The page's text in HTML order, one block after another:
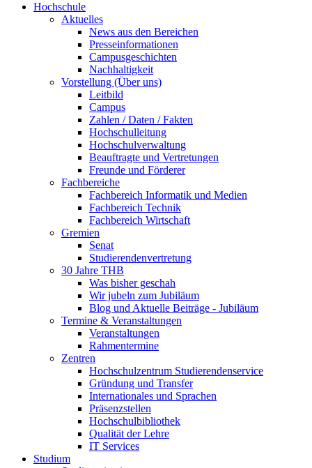
Hochschule
Aktuelles
News aus den Bereichen
Presseinformationen
Campusgeschichten
Nachhaltigkeit
Vorstellung (Über uns)
Leitbild
Campus
Zahlen / Daten / Fakten
Hochschulleitung
Hochschulverwaltung
Beauftragte und Vertretungen
Freunde und Förderer
Fachbereiche
Fachbereich Informatik und Medien
Fachbereich Technik
Fachbereich Wirtschaft
Gremien
Senat
Studierendenvertretung
30 Jahre THB
Was bisher geschah
Wir jubeln zum Jubiläum
Blog und Aktuelle Beiträge - Jubiläum
Termine & Veranstaltungen
Veranstaltungen
Rahmentermine
Zentren
Hochschulzentrum Studierendenservice
Gründung und Transfer
Internationales und Sprachen
Präsenzstellen
Hochschulbibliothek
Qualität der Lehre
IT Services
Studium